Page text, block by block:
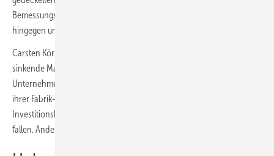
Bemessungsgrundlage für die Höhe staatlich gewährter Marktprämien
hingegen unangepasst.
Carsten Körnig, Hauptgeschäftsführer BSW-Solar: „Zu schnell
sinkende Marktprämien und eine wachsende Bürokratie schrecken
Unternehmer zunehmend davon ab, Sonnenstrom von den Dächern
ihrer Fabrik- und Lagerhallen zu ernten. Förderdeckel und
Investitionsbarrieren müssen nach der Bundestagswahl 2021 schnell
fallen. Andernfalls wird die Energiewende weiter ausgebremst.“